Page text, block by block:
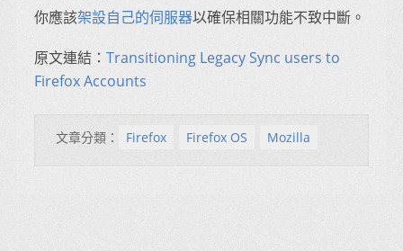
你應該架設自己的伺服器以確保相關功能不致中斷。
原文連結： Transitioning Legacy Sync users to
Firefox Accounts
文章分類： Firefox Firefox OS Mozilla